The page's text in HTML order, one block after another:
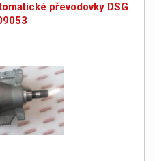
převodovky DSG